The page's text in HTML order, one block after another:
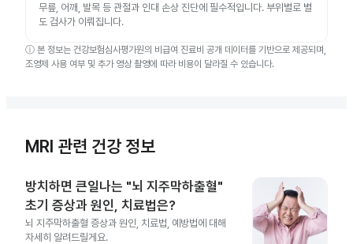
무릎, 어깨, 발목 등 관절과 인대 손상 진단에 필수적입니다. 부위별로 별
도 검사가 이뤄집니다.
ⓘ 본 정보는 건강보험심사평가원의 비급여 진료비 공개 데이터를 기반으로 제공되며,
조영제 사용 여부 및 추가 영상 촬영에 따라 비용이 달라질 수 있습니다.
MRI 관련 건강 정보
방치하면 큰일나는 "뇌 지주막하출혈"
초기 증상과 원인, 치료법은?
뇌 지주막하출혈 증상과 원인, 치료법, 예방법에 대해
자세히 알려드릴게요.